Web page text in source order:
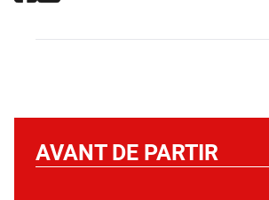
AVANT DE PARTIR